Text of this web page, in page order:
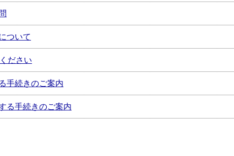
ついて
ださい
手続きのご案内
る手続きのご案内